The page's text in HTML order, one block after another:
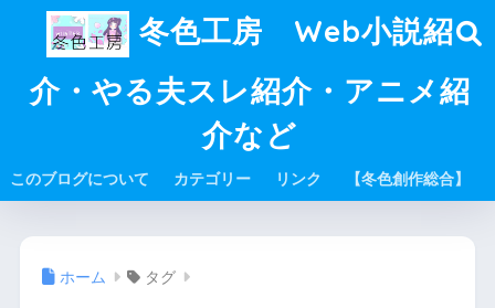
冬色工房 Web小説紹
介・やる夫スレ紹介・アニメ紹
介など
このブログについて カテゴリー リンク 【冬色創作総合】
ホーム タグ